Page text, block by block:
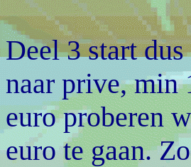
Deel 3 start
naar prive, min
euro proberen
euro te gaan.